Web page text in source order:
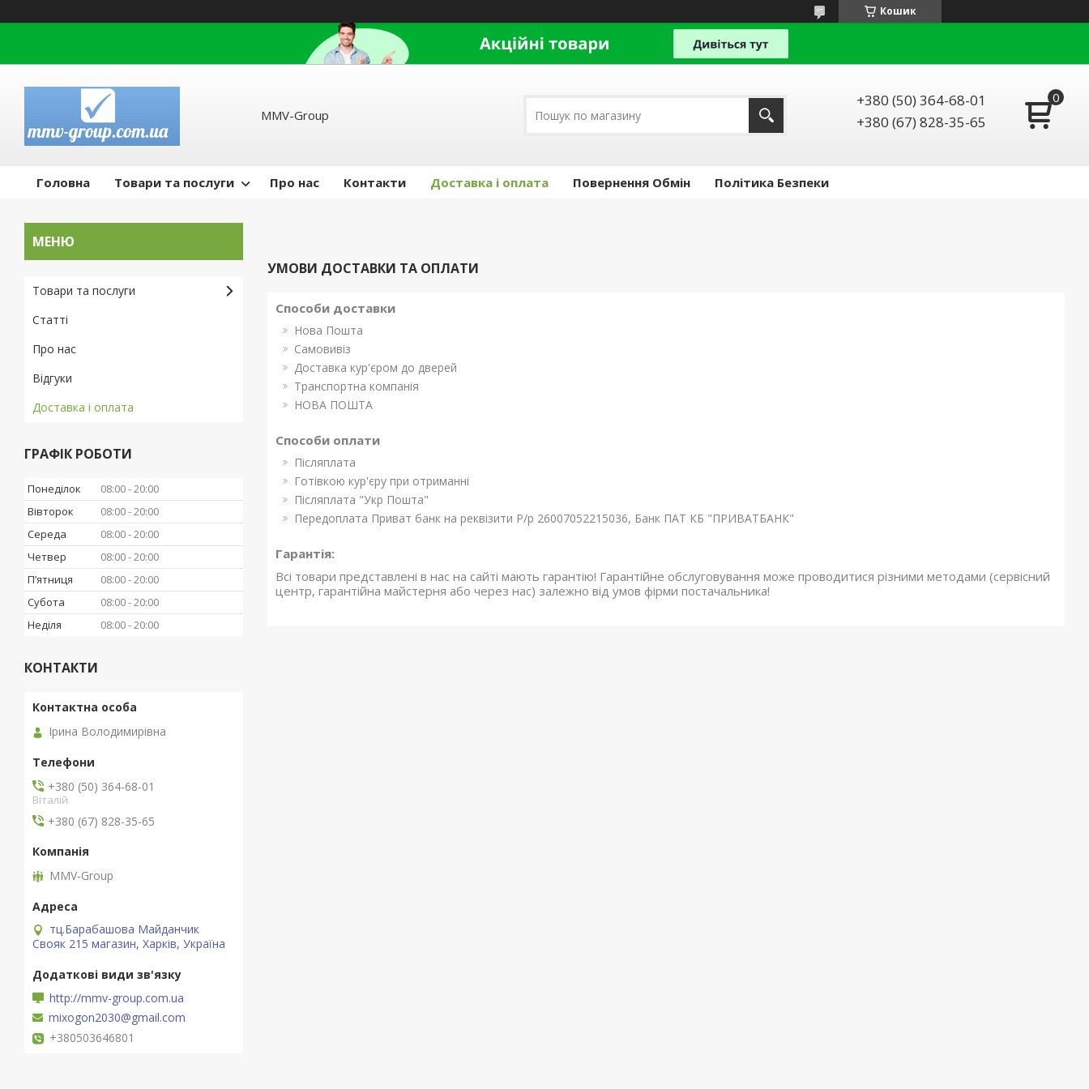
Кошик
MMV-Group
+380 (50) 364-68-01
+380 (67) 828-35-65
Головна Товари та послуги Про нас Контакти Доставка і оплата Повернення Обмін Політика Безпеки
УМОВИ ДОСТАВКИ ТА ОПЛАТИ
Способи доставки
Нова Пошта
Самовивіз
Доставка кур'єром до дверей
Транспортна компанія
НОВА ПОШТА
Способи оплати
Післяплата
Готівкою кур'єру при отриманні
Післяплата "Укр Пошта"
Передоплата Приват банк на реквізити Р/р 26007052215036, Банк ПАТ КБ "ПРИВАТБАНК"
Гарантія:
Всі товари представлені в нас на сайті мають гарантію! Гарантійне обслуговування може проводитися різними методами (сервісний
центр, гарантійна майстерня або через нас) залежно від умов фірми постачальника!
Товари та послуги
Статті
Про нас
Відгуки
Доставка і оплата
ГРАФІК РОБОТИ
Понеділок 08:00 20:00
Вівторок
08:00 20:00
Середа
08:00 20:00
Четвер
08:00 20:00
Пʼятниця
08:00 20:00
Субота
08:00 20:00
Неділя
08:00 20:00
КОНТАКТИ
Ірина Володимирівна
+380 (50) 364-68-01
Віталій
+380 (67) 828-35-65
MMV-Group
тц.Барабашова Майданчик
Свояк 215 магазин, Харків, Україна
http://mmv-group.com.ua
mixogon2030@gmail.com
+380503646801